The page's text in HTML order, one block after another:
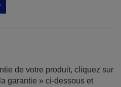
de votre produit, cliquez sur
garantie » ci-dessous et